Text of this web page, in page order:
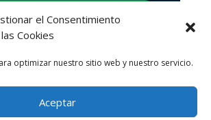
el Consentimiento
Cookies
optimizar nuestro sitio web y nuestro servicio.
Aceptar